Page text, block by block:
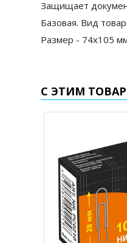
Защищает
Базовая. Вид
Размер - 74х105
С ЭТИМ